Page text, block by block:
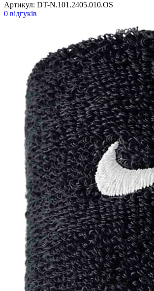
Артикул: DT-N.101.2405.010.OS
0 відгуків